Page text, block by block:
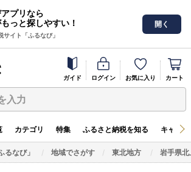
プリなら
っと探しやすい！
サイト「ふるなび」
開く
ガイド ログイン お気に入り カート
入力
カテゴリ 特集 ふるさと納税を知る キャン
るなび」 地域でさがす 東北地方 岩手県北